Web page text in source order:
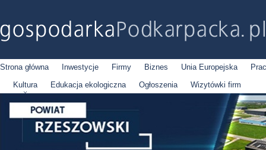
Strona główna Inwestycje Firmy Biznes Unia Europejska
Kultura
Edukacja ekologiczna Ogłoszenia Wizytówki firm